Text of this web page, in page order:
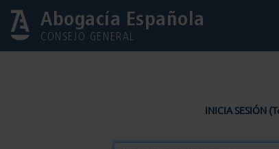
Abogacía Española
CONSEJO GENERAL
INICIA SESIÓN